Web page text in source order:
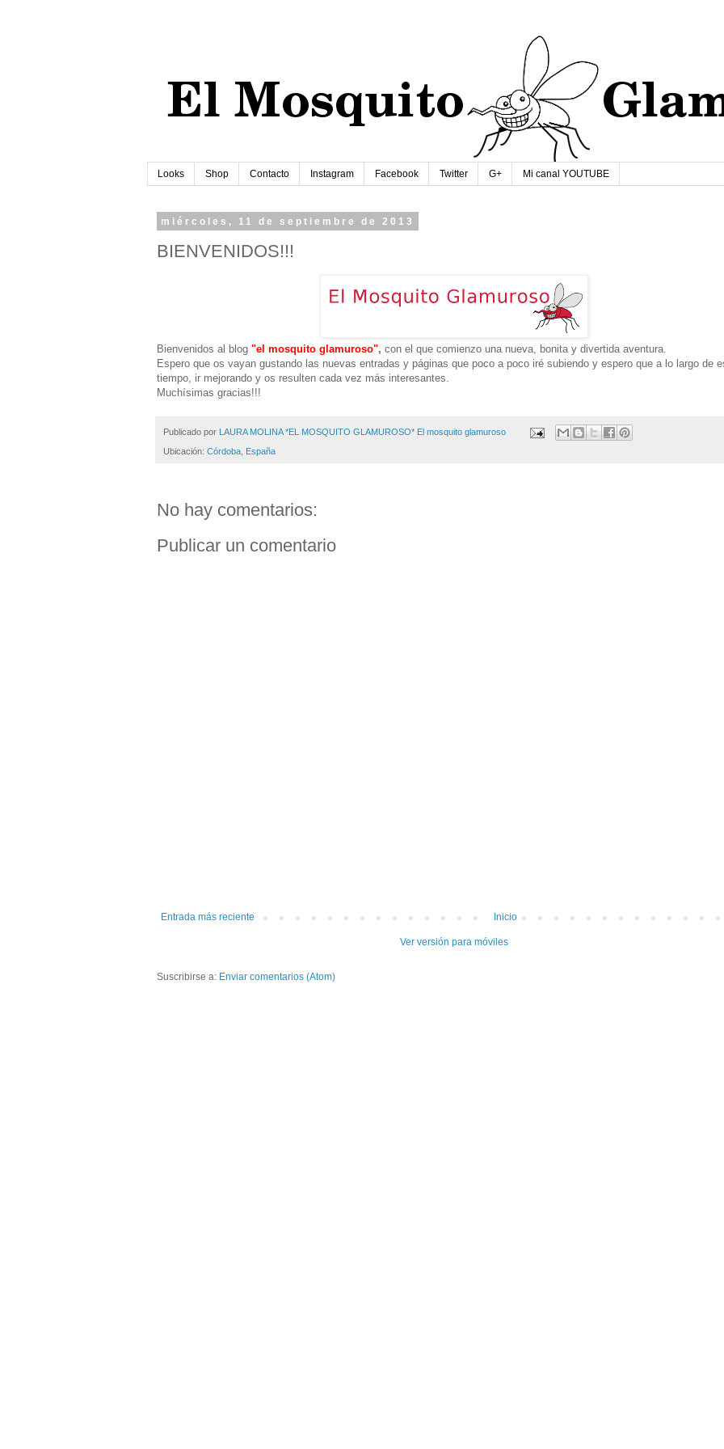
Looks Shop Contacto Instagram Facebook Twitter G+ Mi canal YOUTUBE
miércoles, 11 de septiembre de 2013
BIENVENIDOS!!!
Bienvenidos al blog "el mosquito glamuroso", con el que comienzo una nueva, bonita y divertida aventura.
Espero que os vayan gustando las nuevas entradas y páginas que poco a poco iré subiendo y espero que a lo largo de
tiempo, ir mejorando y os resulten cada vez más interesantes.
Muchísimas gracias!!!
Publicado por LAURA MOLINA *EL MOSQUITO GLAMUROSO* El mosquito glamuroso
Ubicación: Córdoba, España
No hay comentarios:
Publicar un comentario
Entrada más reciente Inicio
Ver versión para móviles
Suscribirse a: Enviar comentarios (Atom)